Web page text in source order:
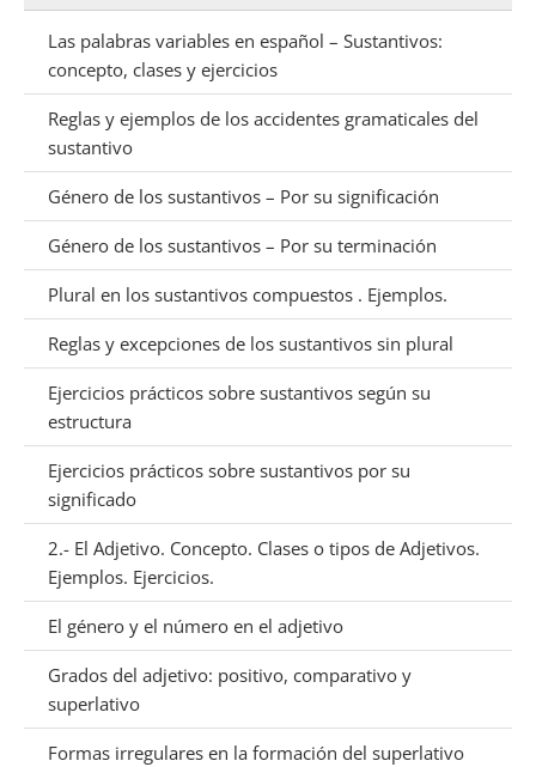
Las palabras variables en español – Sustantivos:
concepto, clases y ejercicios
Reglas y ejemplos de los accidentes gramaticales del
sustantivo
Género de los sustantivos – Por su significación
Género de los sustantivos – Por su terminación
Plural en los sustantivos compuestos . Ejemplos.
Reglas y excepciones de los sustantivos sin plural
Ejercicios prácticos sobre sustantivos según su
estructura
Ejercicios prácticos sobre sustantivos por su
significado
2.- El Adjetivo. Concepto. Clases o tipos de Adjetivos.
Ejemplos. Ejercicios.
El género y el número en el adjetivo
Grados del adjetivo: positivo, comparativo y
superlativo
Formas irregulares en la formación del superlativo